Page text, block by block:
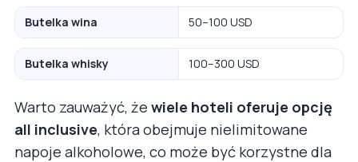
Butelka wina 50–100 USD
Butelka whisky 100–300 USD
Warto zauważyć, że wiele hoteli oferuje opcję
all inclusive, która obejmuje nielimitowane
napoje alkoholowe, co może być korzystne dla